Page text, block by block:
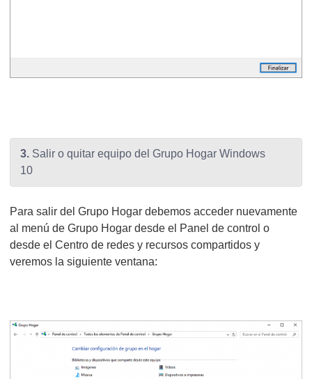
3. Salir o quitar equipo del Grupo Hogar Windows
10
Para salir del Grupo Hogar debemos acceder nuevamente
al menú de Grupo Hogar desde el Panel de control o
desde el Centro de redes y recursos compartidos y
veremos la siguiente ventana: